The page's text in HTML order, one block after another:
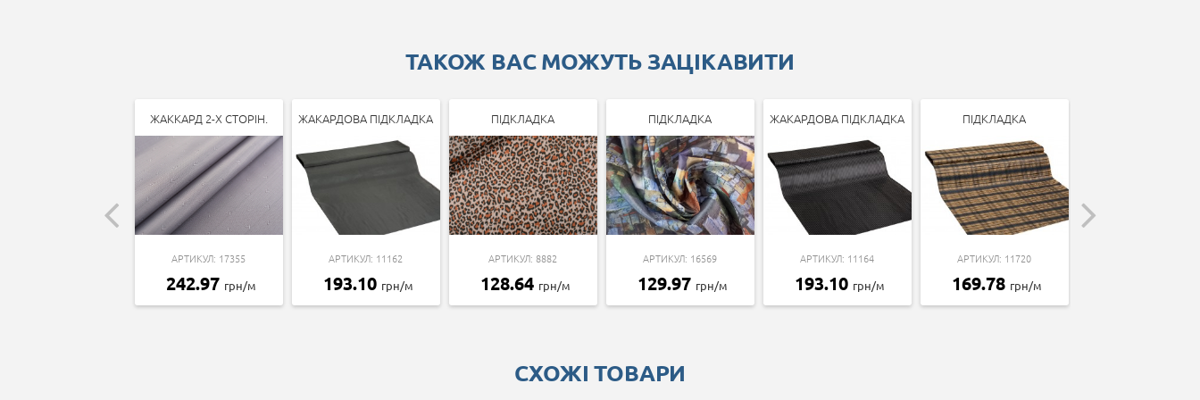
ТАКОЖ ВАС МОЖУТЬ ЗАЦІКАВИТИ
ЖАККАРД 2-Х СТОРІН.
АРТИКУЛ: 17355
242.97 грн/м
ЖАКАРДОВА ПІДКЛАДКА
АРТИКУЛ: 11162
193.10 грн/м
ПІДКЛАДКА
АРТИКУЛ: 8882
128.64 грн/м
ПІДКЛАДКА
АРТИКУЛ: 16569
129.97 грн/м
ЖАКАРДОВА ПІДКЛАДКА
АРТИКУЛ: 11164
193.10 грн/м
ПІДКЛАДКА
АРТИКУЛ: 11720
169.78 грн/м
СХОЖІ ТОВАРИ